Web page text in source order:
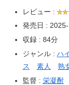
レビュー :
発売日 :
収録 : 84分
ジャンル : ハ
ス
素人
熟
監督 : 栄凝酎